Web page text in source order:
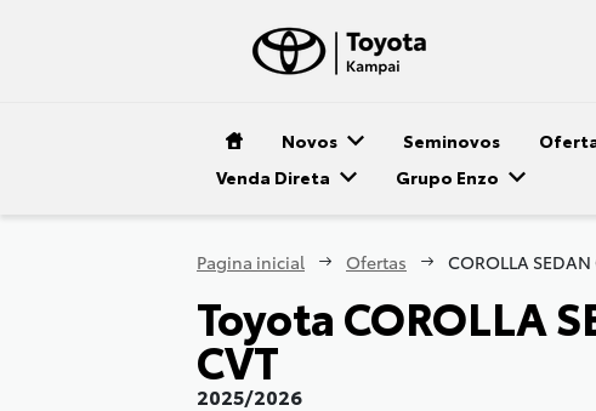
Novos Seminovos
Venda Direta
Grupo Enzo
Pagina inicial Ofertas
ToyotaCOROLLA
CVT
2025/2026